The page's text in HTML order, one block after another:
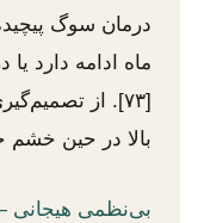
ماه ادامه دارد
[۷۳]. از
بالا در حین خشم
بی‌نظمی هیجانی